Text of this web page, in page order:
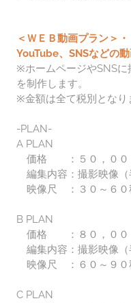
＜ＷＥＢ動画プラン＞
YouTube、SNSなどの
※ホームページやSNSに
を制作します。
※金額は全て税別となり
-PLAN-
A PLAN
価格 ：５０，００
編集内容：撮影映像
映像尺 ：３０～６０
B PLAN
価格 ：８ ０，００
編集内容：撮影映像
映像尺 ：６０～９０
C PLAN